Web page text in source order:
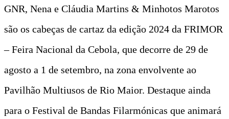
GNR, Nena e Cláudia Martins & Minhotos Marotos
são os cabeças de cartaz da edição 2024 da FRIMOR
– Feira Nacional da Cebola, que decorre de 29 de
agosto a 1 de setembro, na zona envolvente ao
Pavilhão Multiusos de Rio Maior. Destaque ainda
para o Festival de Bandas Filarmónicas que animará